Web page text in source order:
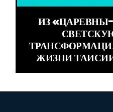
ИЗ
ЖИЗНИ